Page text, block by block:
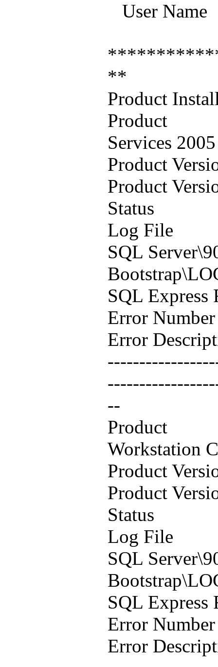
User
**
Product
Product :
Services
Product
Product
Status
Log File :
SQL
SQL
Error
Error
--
Product :
Workstation
Product
Product
Status
Log File :
SQL
SQL
Error
Error